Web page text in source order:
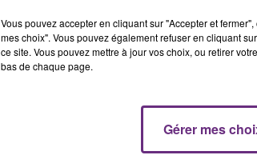
14h00 -
La
Vous pouvez accepter en cliquant sur "Accepter et
mes choix". Vous pouvez également refuser en cliquant
ce site. Vous pouvez mettre à jour vos choix, ou retirer
bas de chaque page.
Gérer mes